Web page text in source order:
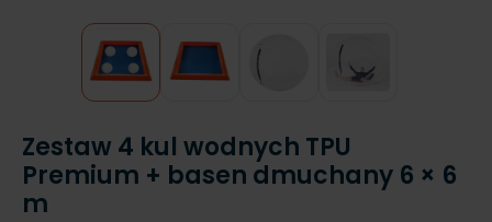
Zestaw 4 kul wodnych TPU
Premium + basen dmuchany 6 × 6
m